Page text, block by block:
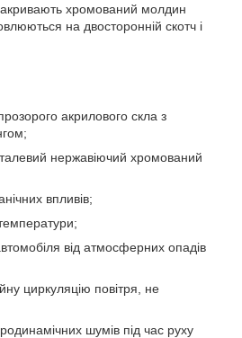
хромований молдин
на двосторонній скотч і
акрилового скла з
нержавіючий хромований
впливів;
від атмосферних опадів
циркуляцію повітря, не
шумів під час руху